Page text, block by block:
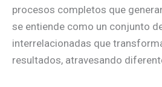
procesos completos que
se entiende como un conjunto
interrelacionadas que
resultados, atravesando